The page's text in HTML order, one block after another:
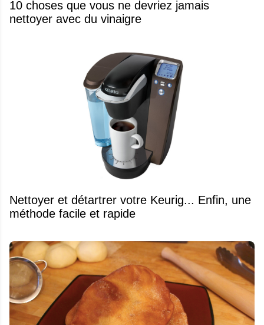
10 choses que vous ne devriez jamais
nettoyer avec du vinaigre
Nettoyer et détartrer votre Keurig... Enfin, une
méthode facile et rapide